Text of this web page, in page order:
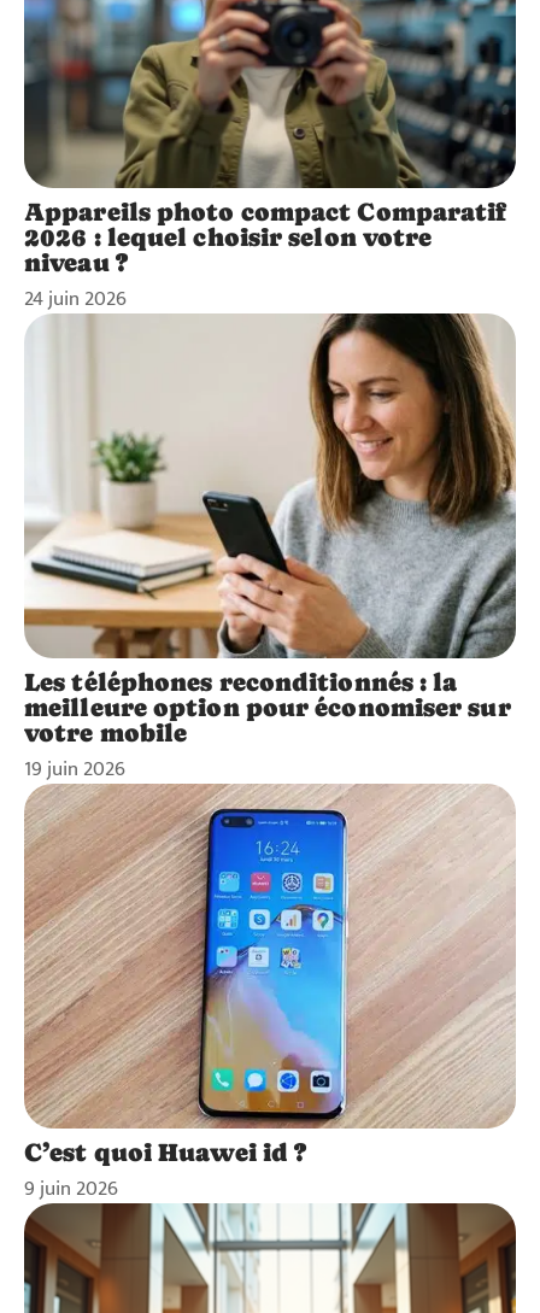
Appareils photo compact Comparatif
2026 : lequel choisir selon votre
niveau ?
24 juin 2026
Les téléphones reconditionnés : la
meilleure option pour économiser sur
votre mobile
19 juin 2026
C’est quoi Huawei id ?
9 juin 2026